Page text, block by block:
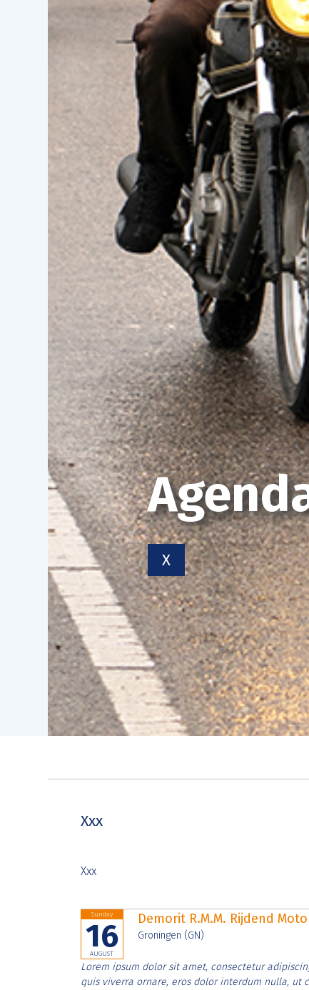
X
Xxx
Xxx
Sunday
16
AUGUST
Demorit R.M.M. Rijdend
Groningen (GN)
Lorem ipsum dolor sit amet, consectetur
quis viverra ornare, eros dolor interdum nulla, ut